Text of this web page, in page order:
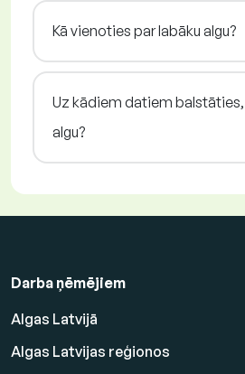
Kā vienoties par labāku algu?
Uz kādiem datiem
algu?
Darba ņēmējiem
Algas Latvijā
Algas Latvijas reģionos